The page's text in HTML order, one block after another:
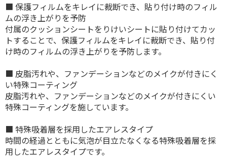
■ 保護フィルムをキレイに裁断でき、貼り付け時のフィル
ムの浮き上がりを予防
付属のクッションシートをりけいシートに貼り付けてカッ
トすることで、保護フィルムをキレイに裁断でき、貼り付
け時のフィルムの浮き上がりを予防します。
■ 皮脂汚れや、ファンデーションなどのメイクが付きにく
い特殊コーティング
皮脂汚れや、ファンデーションなどのメイクが付きにくい
特殊コーティングを施しています。
■ 特殊吸着層を採用したエアレスタイプ
時間の経過とともに気泡が目立たなくなる特殊吸着層を採
用したエアレスタイプです。